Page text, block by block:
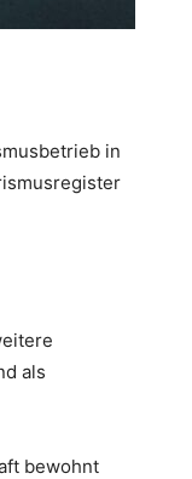
in
als
bewohnt